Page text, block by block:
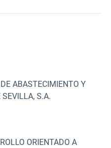
ABASTECIMIENTO Y
S.A.
ORIENTADO A